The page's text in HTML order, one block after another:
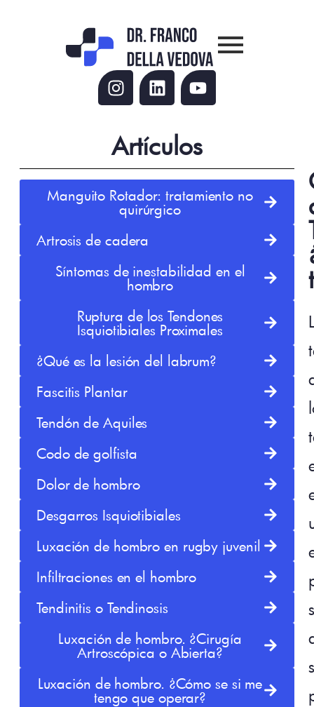
Artículos
Manguito Rotador: tratamiento no
quirúrgico
Artrosis de cadera
Síntomas de inestabilidad en el
hombro
Ruptura de los Tendones
Isquiotibiales Proximales
¿Qué es la lesión del labrum?
Fascitis Plantar
Tendón de Aquiles
Codo de golfista
Dolor de hombro
Desgarros Isquiotibiales
Luxación de hombro en rugby juvenil
Infiltraciones en el hombro
Tendinitis o Tendinosis
Luxación de hombro. ¿Cirugía
Artroscópica o Abierta?
Luxación de hombro. ¿Cómo se si me
tengo que operar?